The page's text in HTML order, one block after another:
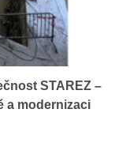
STAREZ –
a modernizaci